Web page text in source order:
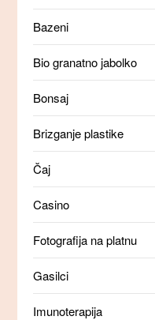
Bazeni
Bio granatno jabolko
Bonsaj
Brizganje plastike
Čaj
Casino
Fotografija na platnu
Gasilci
Imunoterapija